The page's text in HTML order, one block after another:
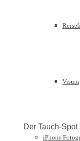
Visum
iPhone
Der Tauch-